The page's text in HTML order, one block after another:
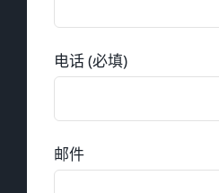
电话 (必填)
邮件